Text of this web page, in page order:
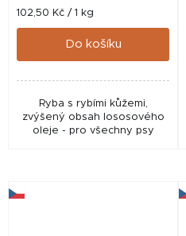
Měrná
cena:
102,50 Kč / 1 kg
Do košíku
Ryba s rybími kůžemi,
zvýšený obsah lososového
oleje - pro všechny psy